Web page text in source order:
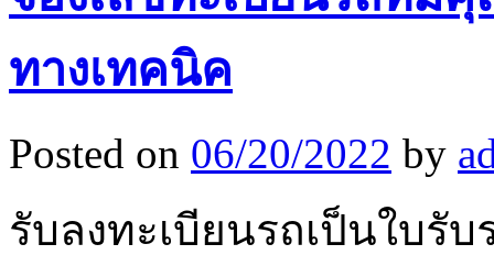
ทางเทคนิค
Posted on 06/20/2022 by
รับลงทะเบียนรถเป็นใบรั